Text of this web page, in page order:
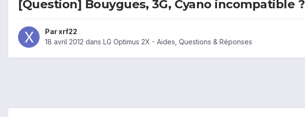
[Question] Bouygues, 3G, Cyano incompatible ?
Parxrf22
18 avril 2012 dans LG Optimus 2X - Aides, Questions & Réponses